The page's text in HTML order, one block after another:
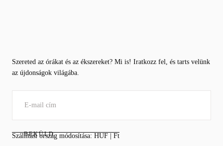
Szereted az órákat és az ékszereket? Mi is! Iratkozz fel, és tarts velünk
az újdonságok világába.
BEKÜLD
Szállítási ország módosítása: HUF | Ft